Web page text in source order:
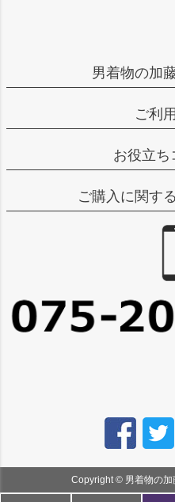
男着物の加
ご利
お役立ち
ご購入に関す
Copyright © 男着物の